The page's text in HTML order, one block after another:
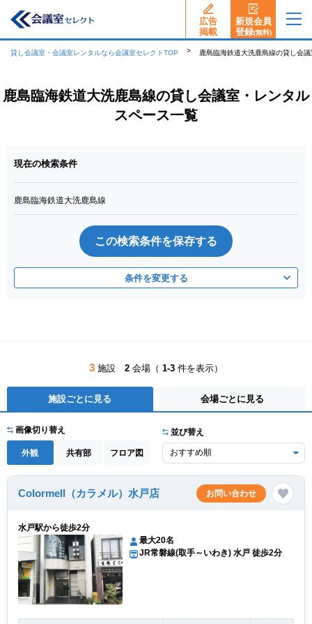
広告
揭載
新規会員
登録(無料)
貸し会議室・会議室レンタルなら会議室セレクトTOP 鹿島臨海鉄道大洗鹿島線の貸し会
鹿島臨海鉄道大洗鹿島線の貸し会議室・レンタル
スペース一覧
現在の検索条件
鹿島臨海鉄道大洗鹿島線
この検索条件を保存する
条件を変更する
3 施設 2 会場（ 1-3 件を表示）
施設ごとに見る 会場ごとに見る
画像切り替え
外観 共有部 フロア図
並び替え
Colormell（カラメル）水戸店 お問い合わせ
水戸駅から徒歩2分
最大20名
JR常磐線(取手～いわき) 水戸 徒歩2分